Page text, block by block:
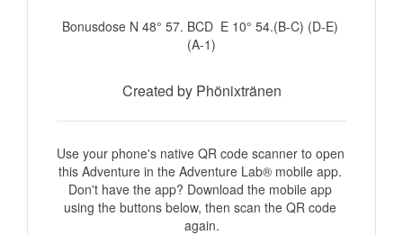
Bonusdose N 48° 57. BCD  E 10° 54.(B-C) (D-E)
(A-1)
Created by Phönixtränen
Use your phone's native QR code scanner to open
this Adventure in the Adventure Lab® mobile app.
Don't have the app? Download the mobile app
using the buttons below, then scan the QR code
again.